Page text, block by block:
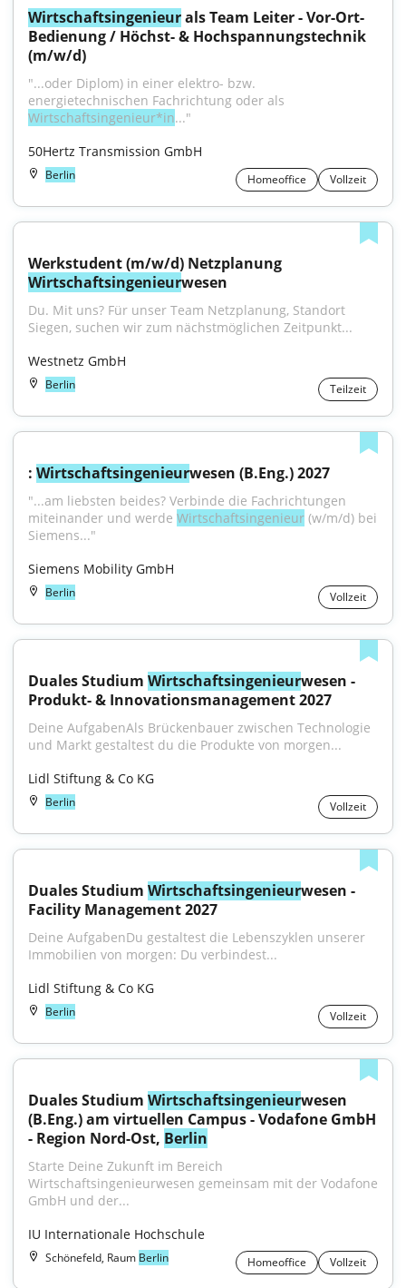
Wirtschaftsingenieur als Team Leiter - Vor-Ort-
Bedienung / Höchst- & Hochspannungstechnik
(m/w/d)
"...oder Diplom) in einer elektro- bzw.
Wirtschaftsingenieur*in..."
50Hertz Transmission GmbH
Berlin Homeoffice Vollzeit
Wirtschaftsingenieurwesen
Du. Mit uns? Für unser Team Netzplanung, Standort
Siegen, suchen wir zum nächstmöglichen Zeitpunkt...
Westnetz GmbH
Berlin Teilzeit
: Wirtschaftsingenieurwesen (B.Eng.) 2027
"...am liebsten beides? Verbinde die Fachrichtungen
miteinander und werde Wirtschaftsingenieur (w/m/d) bei
Siemens..."
Siemens Mobility GmbH
Berlin Vollzeit
Duales Studium Wirtschaftsingenieurwesen -
Produkt- & Innovationsmanagement 2027
Deine AufgabenAls Brückenbauer zwischen Technologie
und Markt gestaltest du die Produkte von morgen...
Lidl Stiftung & Co KG
Berlin Vollzeit
Duales Studium Wirtschaftsingenieurwesen -
Facility Management 2027
Deine AufgabenDu gestaltest die Lebenszyklen unserer
Immobilien von morgen: Du verbindest...
Lidl Stiftung & Co KG
Berlin Vollzeit
Duales Studium Wirtschaftsingenieurwesen
(B.Eng.) am virtuellen Campus - Vodafone GmbH
- Region Nord-Ost, Berlin
Starte Deine Zukunft im Bereich
Wirtschaftsingenieurwesen gemeinsam mit der Vodafone
GmbH und der...
IU Internationale Hochschule
Schönefeld, Raum Berlin Homeoffice Vollzeit